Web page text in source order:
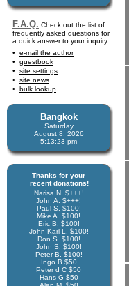
F.A.Q. Check out the list of
frequently asked questions for
a quick answer to your inquiry
e-mail the author
guestbook
site settings
site news
bulk lookup
Bangkok
Saturday
August 8, 2026
5:13:24 pm
Thanks for your
recent donations!
Narisa N. $+++!
John A. $+++!
Paul S. $100!
Mike A. $100!
Eric B. $100!
John Karl L. $100!
Don S. $100!
John S. $100!
Peter B. $100!
Ingo B $50
Peter d C $50
Hans G $50